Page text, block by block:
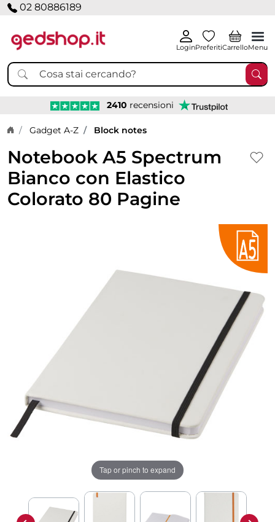
02 80886189
LoginPreferitiCarrelloMenu
2410 recensioni
Home page
Gadget A-Z Block notes
Notebook A5 Spectrum
Bianco con Elastico
Colorato 80 Pagine
Tap or pinch to expand